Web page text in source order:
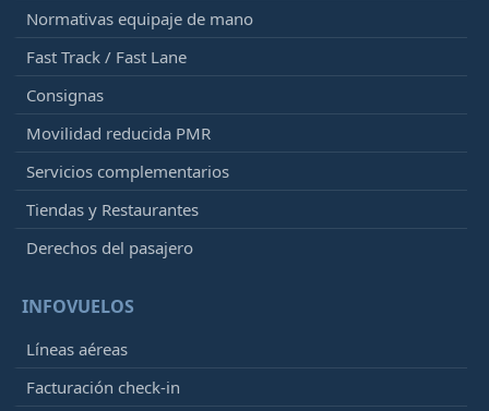
Normativas equipaje de mano
Fast Track / Fast Lane
Consignas
Movilidad reducida PMR
Servicios complementarios
Tiendas y Restaurantes
Derechos del pasajero
INFOVUELOS
Líneas aéreas
Facturación check-in